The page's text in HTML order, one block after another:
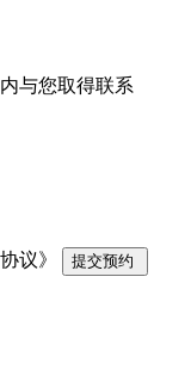
与您取得联系
议》 提交预约